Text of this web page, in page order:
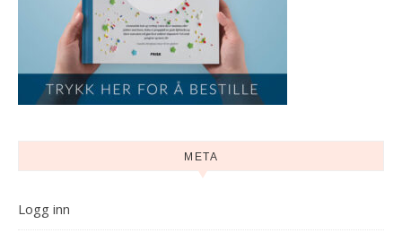
META
Logg inn